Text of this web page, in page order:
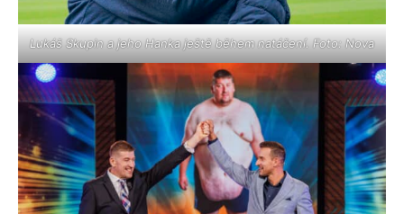
Lukáš Skupin a jeho Hanka ještě během natáčení. Foto: Nova